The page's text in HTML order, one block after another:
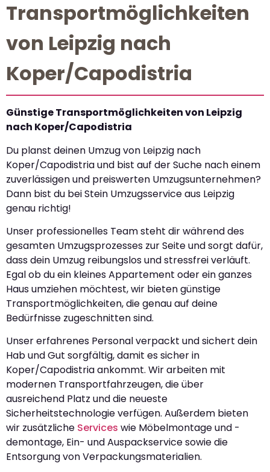
Transportmöglichkeiten
von Leipzig nach
Koper/Capodistria
Günstige Transportmöglichkeiten von Leipzig
nach Koper/Capodistria
Du planst deinen Umzug von Leipzig nach
Koper/Capodistria und bist auf der Suche nach einem
zuverlässigen und preiswerten Umzugsunternehmen?
Dann bist du bei Stein Umzugsservice aus Leipzig
genau richtig!
Unser professionelles Team steht dir während des
gesamten Umzugsprozesses zur Seite und sorgt dafür,
dass dein Umzug reibungslos und stressfrei verläuft.
Egal ob du ein kleines Appartement oder ein ganzes
Haus umziehen möchtest, wir bieten günstige
Transportmöglichkeiten, die genau auf deine
Bedürfnisse zugeschnitten sind.
Unser erfahrenes Personal verpackt und sichert dein
Hab und Gut sorgfältig, damit es sicher in
Koper/Capodistria ankommt. Wir arbeiten mit
modernen Transportfahrzeugen, die über
ausreichend Platz und die neueste
Sicherheitstechnologie verfügen. Außerdem bieten
wir zusätzliche Services wie Möbelmontage und -
demontage, Ein- und Auspackservice sowie die
Entsorgung von Verpackungsmaterialien.